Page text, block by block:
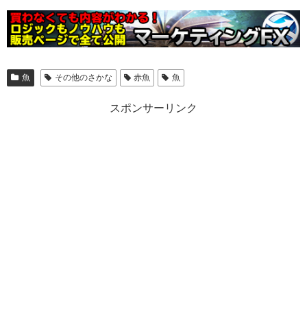
魚 その他のさかな 赤魚 魚
スポンサーリンク